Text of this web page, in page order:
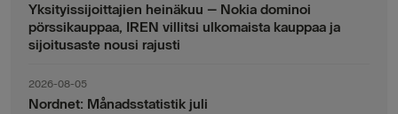
Yksityissijoittajien heinäkuu – Nokia dominoi
pörssikauppaa, IREN villitsi ulkomaista kauppaa ja
sijoitusaste nousi rajusti
2026-08-05
Nordnet: Månadsstatistik juli